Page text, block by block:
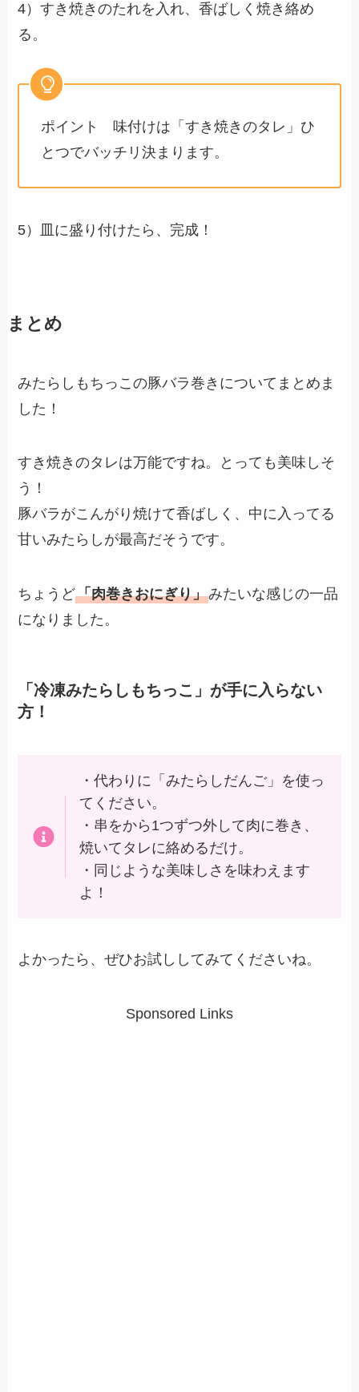
4）すき焼きのたれを入れ、香ばしく焼き絡め
る。
ポイント 味付けは「すき焼きのタレ」ひ
とつでバッチリ決まります。
5）皿に盛り付けたら、完成！
まとめ
みたらしもちっこの豚バラ巻きについてまとめま
した！
すき焼きのタレは万能ですね。とっても美味しそ
う！
豚バラがこんがり焼けて香ばしく、中に入ってる
甘いみたらしが最高だそうです。
ちょうど「肉巻きおにぎり」みたいな感じの一品
になりました。
「冷凍みたらしもちっこ」が手に入らない
方！
・代わりに「みたらしだんご」を使っ
てください。
・串をから1つずつ外して肉に巻き、
焼いてタレに絡めるだけ。
・同じような美味しさを味わえます
よ！
よかったら、ぜひお試ししてみてくださいね。
Sponsored Links